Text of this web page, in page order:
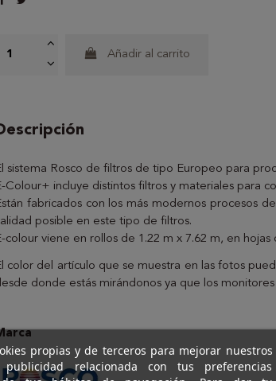
Añadir al carrito
sistema Rosco de filtros de tipo Europeo para
Colour+ incluye distintos filtros y materiales para
fabricados con los más modernos procesos
posible en este tipo de filtros.
colour viene en rollos de 1.22 m x 7.62 m, en
color del artículo que se muestra en las fotos
donde estás mirándonos ya que los
propias y de terceros para mejorar nuestros
relacionada con tus preferencias